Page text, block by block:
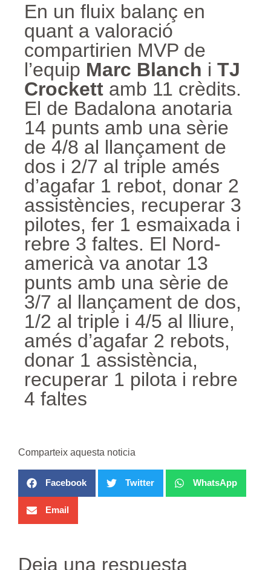
En un fluix balanç en
quant a valoració
compartirien MVP de
l’equip Marc Blanch i TJ
Crockett amb 11 crèdits.
El de Badalona anotaria
14 punts amb una sèrie
de 4/8 al llançament de
dos i 2/7 al triple amés
d’agafar 1 rebot, donar 2
assistències, recuperar 3
pilotes, fer 1 esmaixada i
rebre 3 faltes. El Nord-
americà va anotar 13
punts amb una sèrie de
3/7 al llançament de dos,
1/2 al triple i 4/5 al lliure,
amés d’agafar 2 rebots,
donar 1 assistència,
recuperar 1 pilota i rebre
4 faltes
Comparteix aquesta noticia
Facebook Twitter WhatsApp
Email
Deja una respuesta